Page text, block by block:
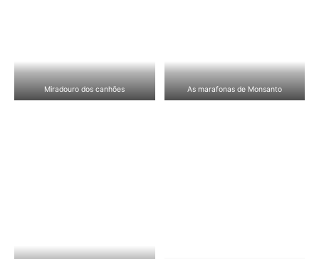
Miradouro dos canhões As marafonas de Monsanto